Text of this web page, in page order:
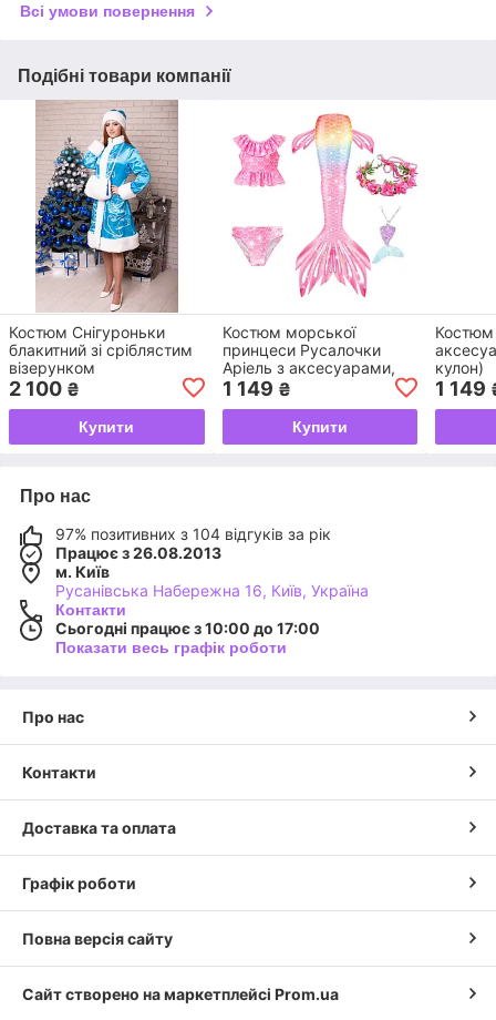
Всі умови повернення
Подібні товари компанії
Костюм Снігуроньки
блакитний зі сріблястим
візерунком
2 100 ₴
Купити
Костюм морської
принцеси Русалочки
Аріель з аксесуарами,
рожевий
1 149 ₴
Купити
Костюм
кулон)
1 149
Про нас
97% позитивних з 104 відгуків за рік
Працює з 26.08.2013
м. Київ
Русанівська Набережна 16, Київ, Україна
Контакти
Сьогодні працює з 10:00 до 17:00
Показати весь графік роботи
Про нас
Контакти
Доставка та оплата
Графік роботи
Повна версія сайту
Сайт створено на маркетплейсі Prom.ua